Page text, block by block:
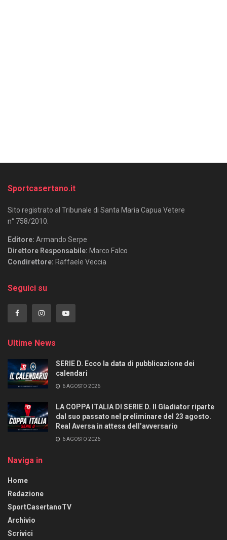
Sportcasertano.it
Sito registrato al Tribunale di Santa Maria Capua Vetere
n° 758/2010.
Editore: Armando Serpe
Direttore Responsabile: Marco Falco
Condirettore: Raffaele Veccia
Seguici su
Ultime News
SERIE D. Ecco la data di pubblicazione dei
calendari
6 AGOSTO 2026
LA COPPA ITALIA DI SERIE D. Il Gladiator riparte
dal suo passato nel preliminare del 23 agosto.
Real Aversa in attesa dell’avversario
6 AGOSTO 2026
Naviga in
Home
Redazione
SportCasertanoTV
Archivio
Scrivici